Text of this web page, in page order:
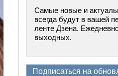
Самые новые и
всегда будут в вашей
ленте Дзена.
выходных.
Подписаться на